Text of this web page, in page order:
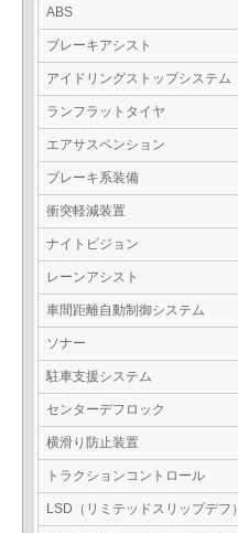
ABS
ブレーキアシスト
アイドリングストップシステム
ランフラットタイヤ
エアサスペンション
ブレーキ系装備
衝突軽減装置
ナイトビジョン
レーンアシスト
車間距離自動制御システム
ソナー
駐車支援システム
センターデフロック
横滑り防止装置
トラクションコントロール
LSD（リミテッドスリップデフ）